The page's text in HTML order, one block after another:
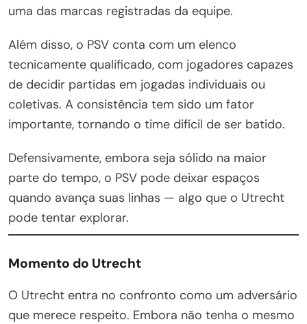
uma das marcas registradas da equipe.
Além disso, o PSV conta com um elenco
tecnicamente qualificado, com jogadores capazes
de decidir partidas em jogadas individuais ou
coletivas. A consistência tem sido um fator
importante, tornando o time difícil de ser batido.
Defensivamente, embora seja sólido na maior
parte do tempo, o PSV pode deixar espaços
quando avança suas linhas — algo que o Utrecht
pode tentar explorar.
Momento do Utrecht
O Utrecht entra no confronto como um adversário
que merece respeito. Embora não tenha o mesmo